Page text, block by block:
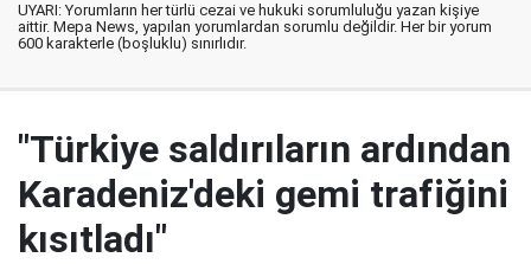
UYARI: Yorumların her türlü cezai ve hukuki sorumluluğu yazan kişiye
aittir. Mepa News, yapılan yorumlardan sorumlu değildir. Her bir yorum
600 karakterle (boşluklu) sınırlıdır.
"Türkiye saldırıların ardından
Karadeniz'deki gemi trafiğini
kısıtladı"